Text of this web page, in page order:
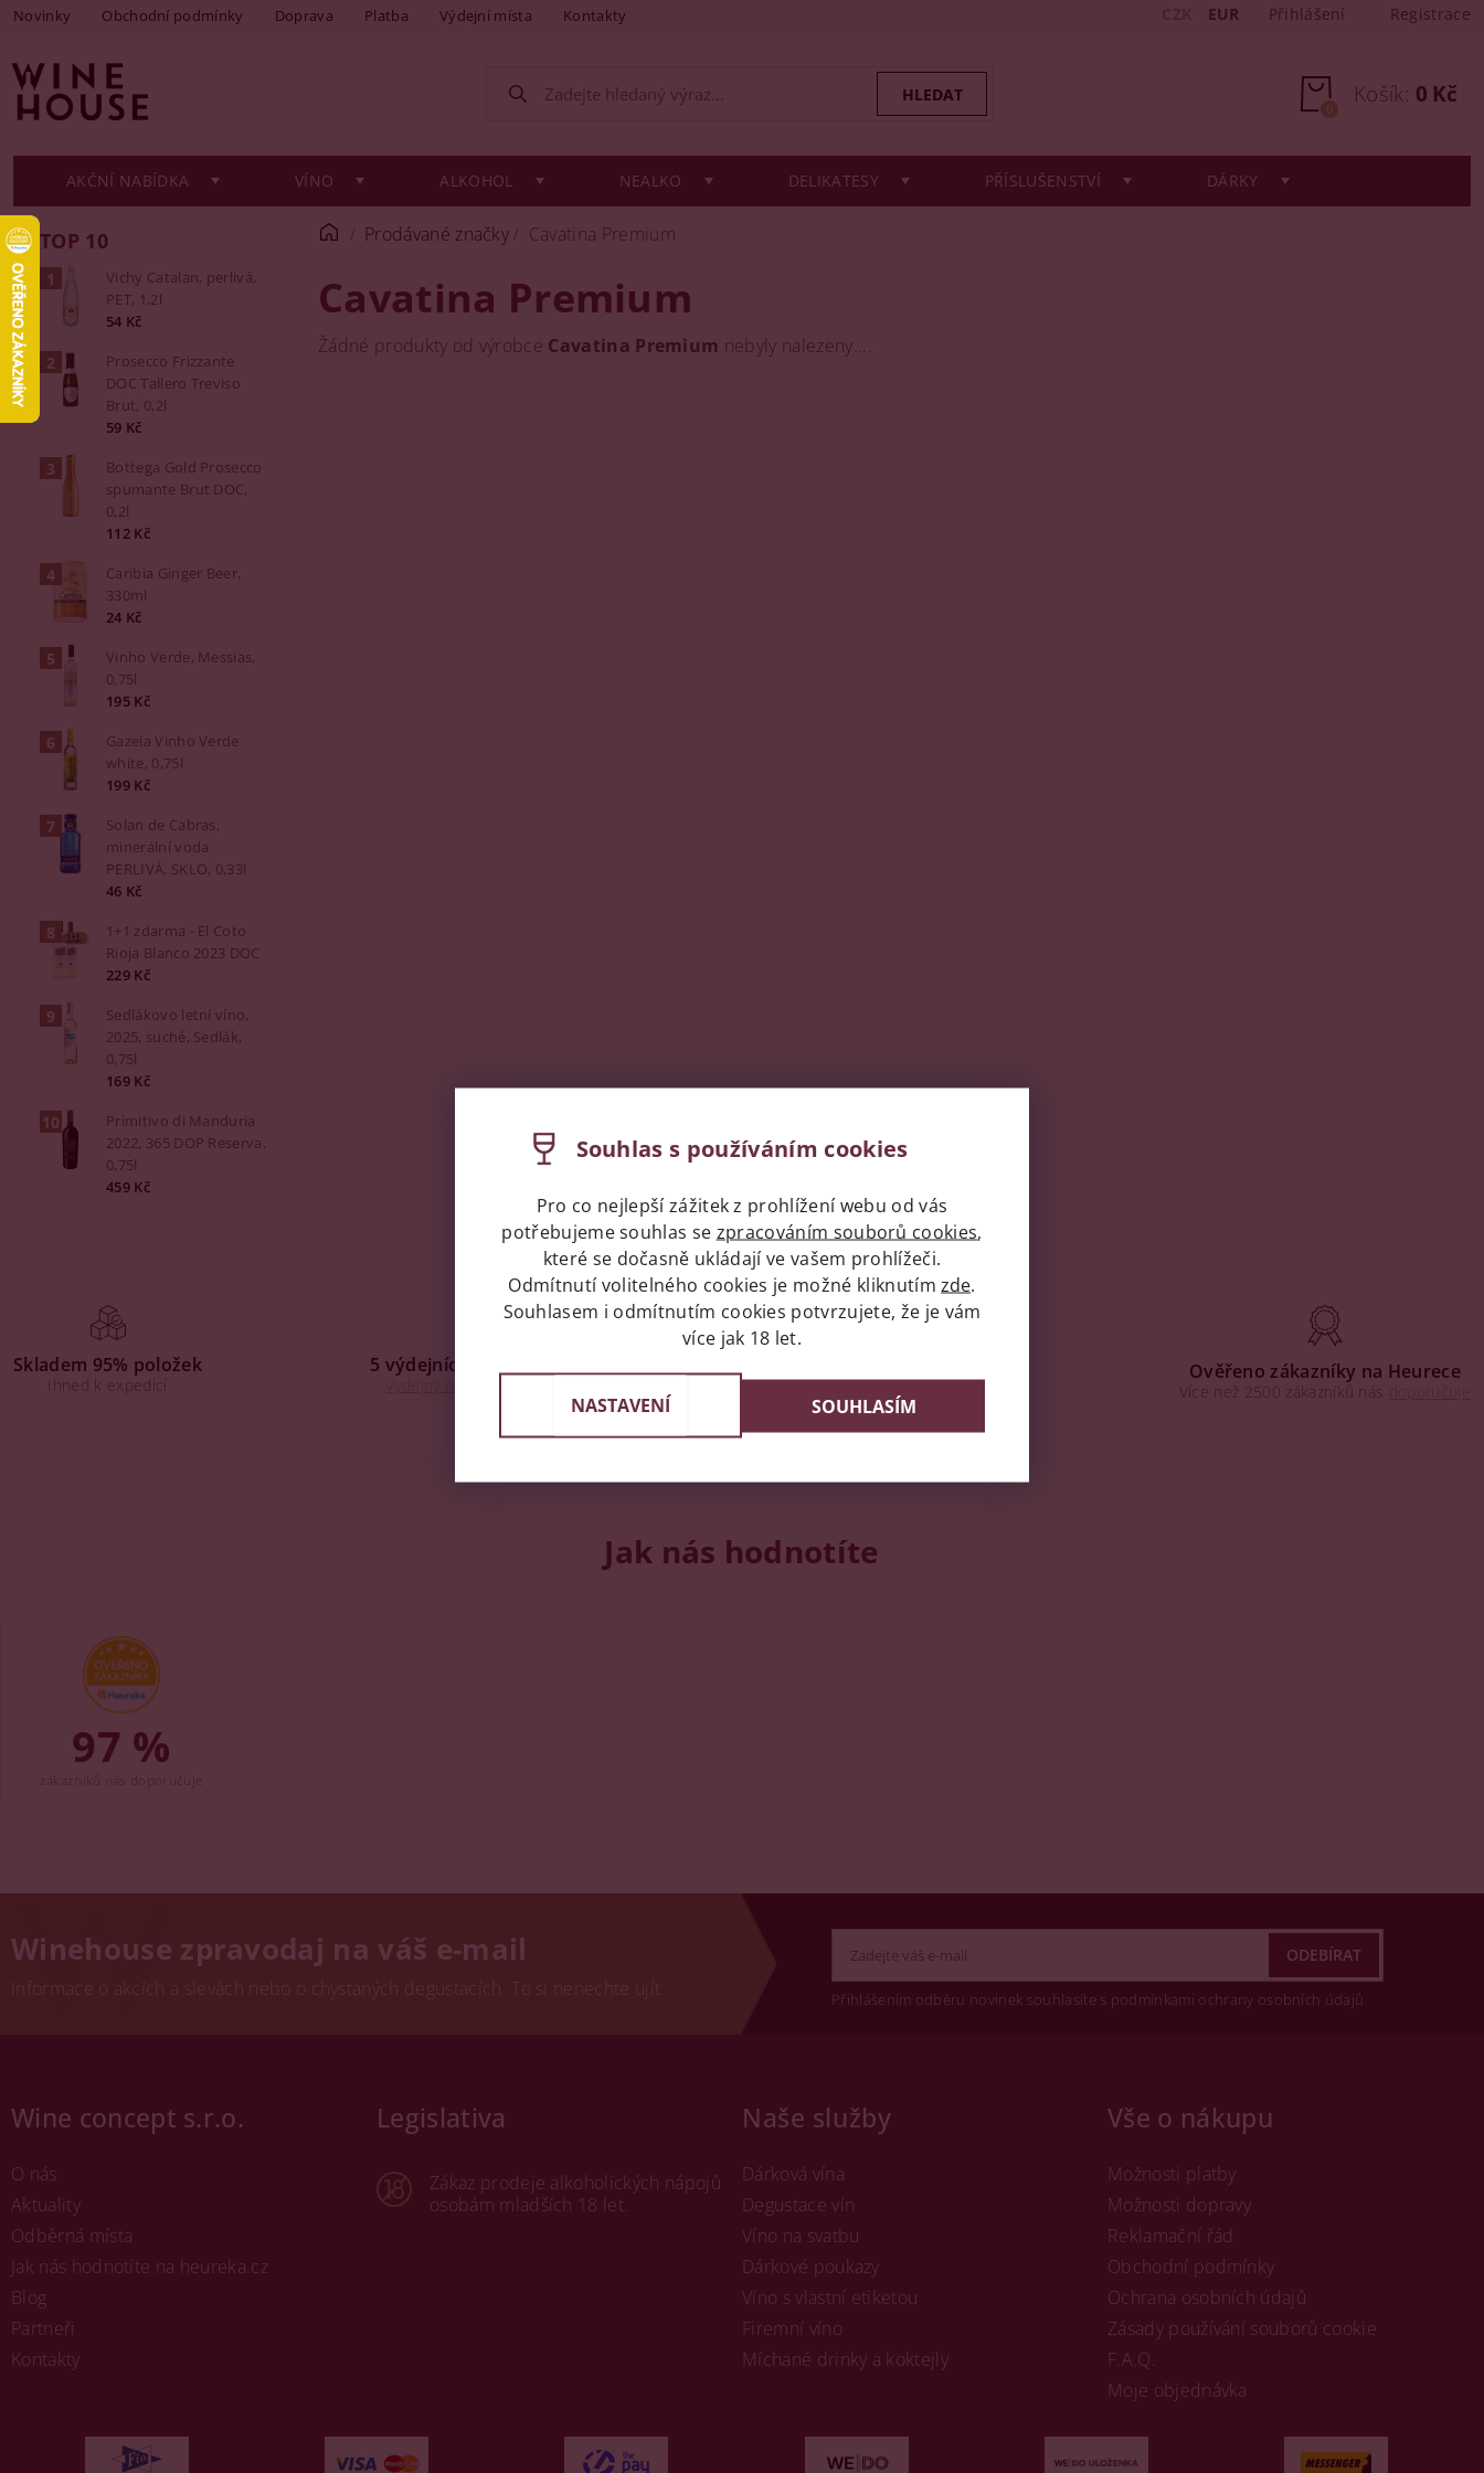
Novinky Obchodní podmínky Doprava Platba Výdejní místa Kontakty EUR Přihlášení Registrace
Košík: 0 Kč
0
AKČNÍ NABÍDKA VÍNO ALKOHOL NEALKO DELIKATESY PŘÍSLUŠENSTVÍ DÁRKY
TOP 10
Vichy Catalan, perlivá,
PET, 1,2l
54 Kč
Prosecco Frizzante
DOC Tallero Treviso
Brut, 0,2l
59 Kč
Bottega Gold Prosecco
spumante Brut DOC,
0,2l
112 Kč
Caribia Ginger Beer,
330ml
24 Kč
Vinho Verde, Messias,
0,75l
195 Kč
Gazela Vinho Verde
white, 0,75l
199 Kč
Solan de Cabras,
minerální voda
PERLIVÁ, SKLO, 0,33l
46 Kč
1+1 zdarma - El Coto
Rioja Blanco 2023 DOC
229 Kč
Sedlákovo letní víno,
2025, suché, Sedlák,
0,75l
169 Kč
Primitivo di Manduria
2022, 365 DOP Reserva,
0,75l
459 Kč
Prodávané značky Cavatina Premium
Cavatina Premium
Žádné produkty od výrobce Cavatina Premium nebyly nalezeny....
Skladem 95% položek
Ihned k expedici
5 výdejních míst v Praze
Do 24 hodin u vás doma Ověřeno zákazníky na Heurece
Více než 2500 zákazníků nás
Jak nás hodnotíte
97 %
Winehouse zpravodaj na váš e-mail
Informace o akcích a slevách nebo o chystaných degustacích. To si nenechte ujít. Přihlášením odběru novinek souhlasíte s podmínkami ochrany osobních údajů
Wine concept s.r.o.
O nás
Aktuality
Odběrná místa
Jak nás hodnotíte na heureka.cz
Blog
Partneři
Kontakty
Legislativa
Zákaz prodeje alkoholických nápojů
osobám mladších 18 let.
Naše služby
Dárková vína
Degustace vín
Víno na svatbu
Dárkové poukazy
Víno s vlastní etiketou
Firemní víno
Míchané drinky a koktejly
Vše o nákupu
Možnosti platby
Možnosti dopravy
Reklamační řád
Obchodní podmínky
Ochrana osobních údajů
Zásady používání souborů cookie
F.A.Q.
Moje objednávka
Souhlas s používáním cookies
Pro co nejlepší zážitek z prohlížení webu od vás
potřebujeme souhlas se zpracováním souborů cookies,
které se dočasně ukládají ve vašem prohlížeči.
Odmítnutí volitelného cookies je možné kliknutímzde.
Souhlasem i odmítnutím cookies potvrzujete, že je vám
více jak 18 let.
NASTAVENÍ SOUHLASÍM